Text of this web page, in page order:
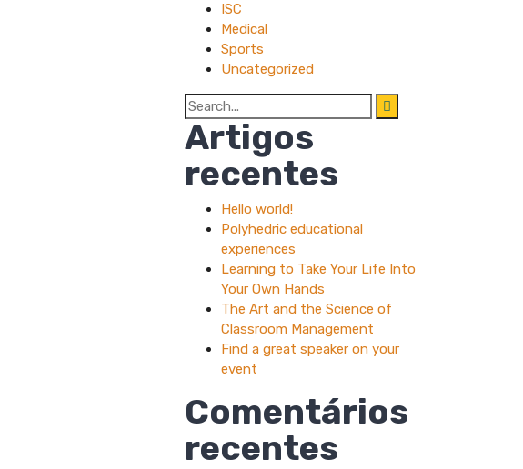
ISC
Medical
Sports
Uncategorized
Search
for:
Artigos
recentes
Hello world!
Polyhedric educational
experiences
Learning to Take Your Life Into
Your Own Hands
The Art and the Science of
Classroom Management
Find a great speaker on your
event
Comentários
recentes